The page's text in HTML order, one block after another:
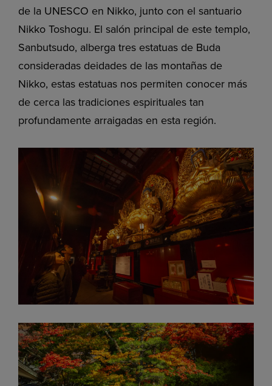
de la UNESCO en Nikko, junto con el santuario
Nikko Toshogu. El salón principal de este templo,
Sanbutsudo, alberga tres estatuas de Buda
consideradas deidades de las montañas de
Nikko, estas estatuas nos permiten conocer más
de cerca las tradiciones espirituales tan
profundamente arraigadas en esta región.